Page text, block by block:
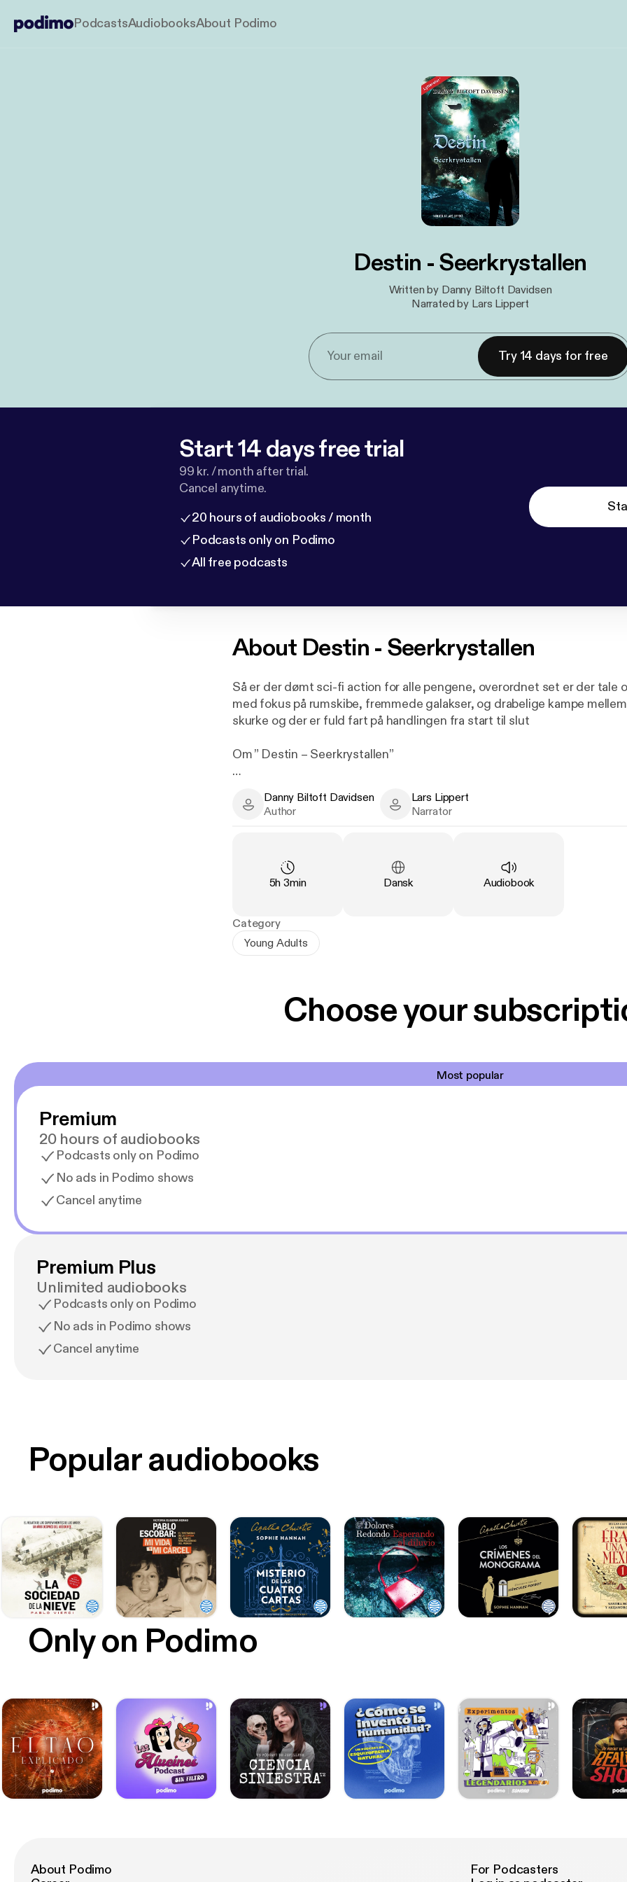
PodcastsAudiobooksAbout Podimo
Destin - Seerkrystallen
Written by Danny Biltoft Davidsen
Narrated by Lars Lippert
Try 14 days for free
Start 14 days free trial
99 kr. / month after trial.
Cancel anytime.
20 hours of audiobooks / month
Podcasts only on Podimo
All free podcasts
About Destin - Seerkrystallen
Så er der dømt sci-fi action for alle pengene, overordnet set er der tale
med fokus på rumskibe, fremmede galakser, og drabelige kampe
skurke og der er fuld fart på handlingen fra start til slut
Om ” Destin – Seerkrystallen”
Historien foregår tusinder af år ud i fremtiden. Da menneskeheden lærte
Destin lever et hårdt liv på asteroiden Lyoneida og han frygter at komme
hele sit liv på den samme kedelige asteroide. Han drømmer om at
i det endeløse univers og tage på eventyr. Men det kræver penge, og
uvurderlig teknologi opfundet af Torakiderne.
De tror deres lykke er gjort, men Meridel bliver snart hurtigt kidnappet
fart på handlingen … og det virker som om, forfatteren har totalt styr på
” Destin – Seerkrystallen” er indlæst som lydbog af Lars Lippert
Danny Biltoft Davidsen - Author
Danny Biltoft Davidsen
Author
Lars Lippert - Narrator
Lars Lippert
Narrator
Duration
5h 3min Language
Dansk Type:
Audiobook
Category
Young Adults
Choose your
Most popular
Premium
20 hours of audiobooks
Podcasts only on Podimo
No ads in Podimo shows
Cancel anytime
Premium Plus
Unlimited audiobooks
Podcasts only on Podimo
No ads in Podimo shows
Cancel anytime
Only on Podimo
Popular audiobooks
About Podimo
For Podcasters